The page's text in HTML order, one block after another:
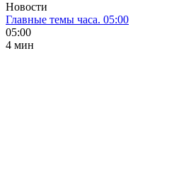
Новости
Главные темы часа. 05:00
05:00
4 мин